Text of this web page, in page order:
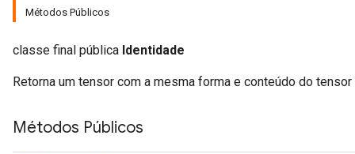
Métodos Públicos
classe final pública Identidade
Retorna um tensor com a mesma forma e conteúdo do tensor
Métodos Públicos